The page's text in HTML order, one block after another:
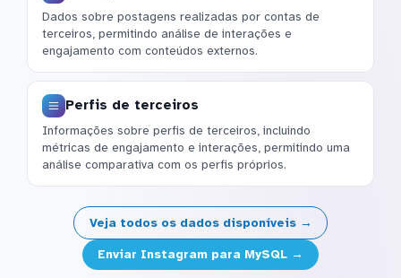
Dados sobre postagens realizadas por contas de
terceiros, permitindo análise de interações e
engajamento com conteúdos externos.
Perfis de terceiros
Informações sobre perfis de terceiros, incluindo
métricas de engajamento e interações, permitindo uma
análise comparativa com os perfis próprios.
Veja todos os dados disponíveis →
Enviar Instagram para MySQL →